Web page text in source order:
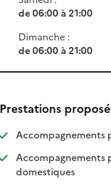
de 06:00 à 21:00
Dimanche :
de 06:00 à 21:00
Prestations
Accompagnements
Accompagnements
domestiques: disponible
: non